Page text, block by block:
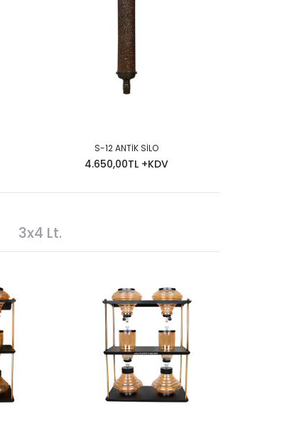
S-12 ANTİK SİLO
4.650,00TL +KDV
3x4 Lt.